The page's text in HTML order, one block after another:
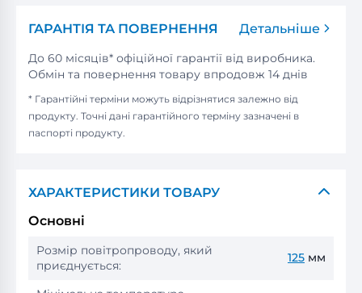
ГАРАНТІЯ ТА ПОВЕРНЕННЯ Детальніше
До 60 місяців* офіційної гарантії від виробника.
Обмін та повернення товару впродовж 14 днів
* Гарантійні терміни можуть відрізнятися залежно від
продукту. Точні дані гарантійного терміну зазначені в
паспорті продукту.
ХАРАКТЕРИСТИКИ ТОВАРУ
Основні
Розмір повітропроводу, який
приєднується:
125 мм